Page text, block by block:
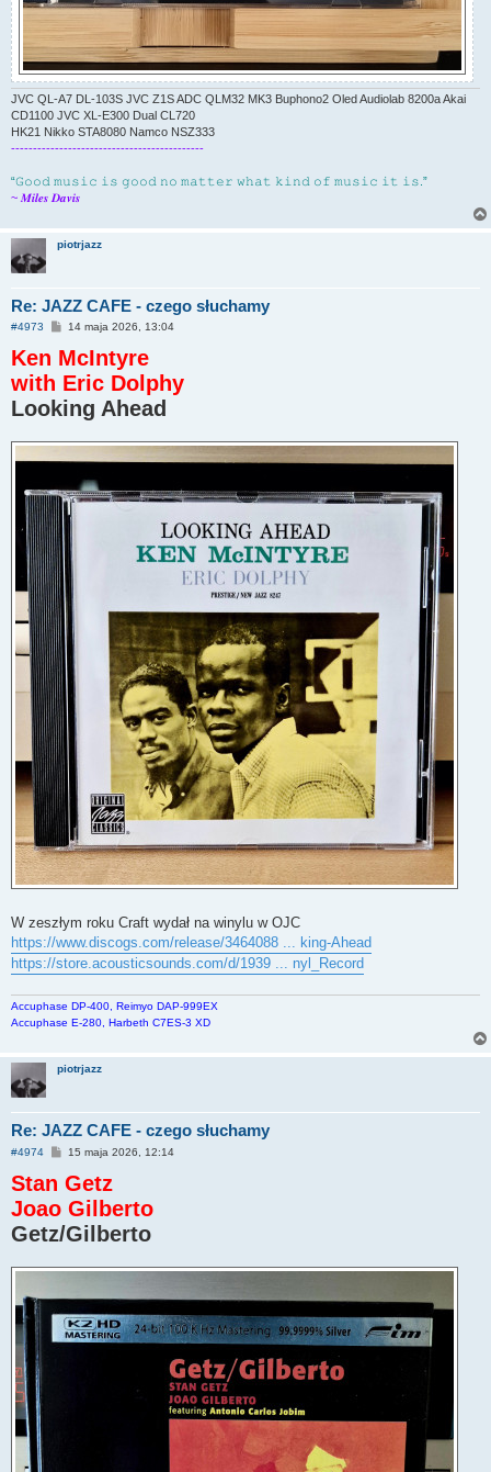
JVC QL-A7 DL-103S JVC Z1S ADC QLM32 MK3 Buphono2 Oled Audiolab 8200a Akai
CD1100 JVC XL-E300 Dual CL720
HK21 Nikko STA8080 Namco NSZ333
--------------------------------------------
“𝙶𝚘𝚘𝚍 𝚖𝚞𝚜𝚒𝚌 𝚒𝚜 𝚐𝚘𝚘𝚍 𝚗𝚘 𝚖𝚊𝚝𝚝𝚎𝚛 𝚠𝚑𝚊𝚝 𝚔𝚒𝚗𝚍 𝚘𝚏 𝚖𝚞𝚜𝚒𝚌 𝚒𝚝 𝚒𝚜.”
~ 𝑴𝒊𝒍𝒆𝒔 𝑫𝒂𝒗𝒊𝒔
piotrjazz
Re: JAZZ CAFE - czego słuchamy
#4973
P
s
t
14 maja 2026, 13:04
Ken McIntyre
with Eric Dolphy
Looking Ahead
W zeszłym roku Craft wydał na winylu w OJC
https://www.discogs.com/release/3464088 ... king-Ahead
https://store.acousticsounds.com/d/1939 ... nyl_Record
Accuphase DP-400, Reimyo DAP-999EX
Accuphase E-280, Harbeth C7ES-3 XD
piotrjazz
Re: JAZZ CAFE - czego słuchamy
#4974
P
s
t
15 maja 2026, 12:14
Stan Getz
Joao Gilberto
Getz/Gilberto